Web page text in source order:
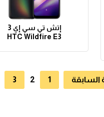
إتش تي سي إي 3
HTC Wildfire E3
السابقة 1
2
3